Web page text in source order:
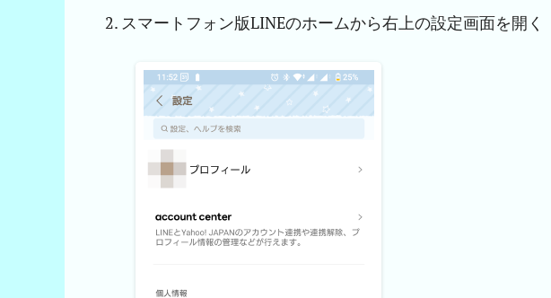
スマートフォン版LINEのホームから右上の設定画面を開く